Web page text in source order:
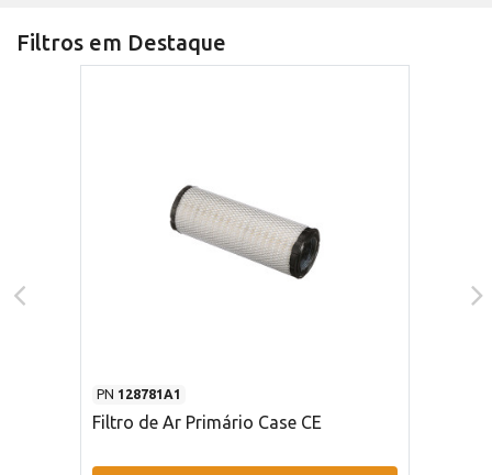
Filtros em Destaque
PN 128781A1
Filtro de Ar Primário Case CE